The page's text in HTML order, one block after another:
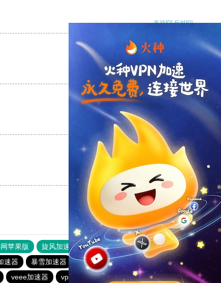
支持[0] 反对[0]
支持[0] 反对
支持
支持 反对 [0]
苹果版 旋风加速度器
快连加速器
速器 暴雪加速器 1元机场 橘子加速器
蜜蜂加速器
veee加速器 vp(永久免费)加速器 银河加速器